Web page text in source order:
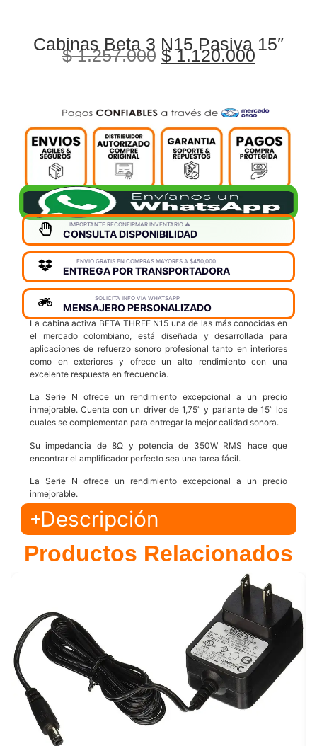
Cabinas Beta 3 N15 Pasiva 15″
$1.257.000 $1.120.000
IMPORTANTE RECONFIRMAR INVENTARIO ⚠️
CONSULTA DISPONIBILIDAD
ENVIO GRATIS EN COMPRAS MAYORES A $450,000
ENTREGA POR TRANSPORTADORA
SOLICITA INFO VIA WHATSAPP
MENSAJERO PERSONALIZADO
La cabina activa BETA THREE N15 una de las más conocidas en
el mercado colombiano, está diseñada y desarrollada para
aplicaciones de refuerzo sonoro profesional tanto en interiores
como en exteriores y ofrece un alto rendimiento con una
excelente respuesta en frecuencia.
La Serie N ofrece un rendimiento excepcional a un precio
inmejorable. Cuenta con un driver de 1,75” y parlante de 15” los
cuales se complementan para entregar la mejor calidad sonora.
Su impedancia de 8Ω y potencia de 350W RMS hace que
encontrar el amplificador perfecto sea una tarea fácil.
La Serie N ofrece un rendimiento excepcional a un precio
inmejorable.
Descripción
Productos Relacionados